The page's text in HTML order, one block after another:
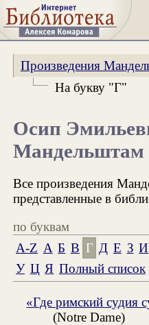
Произведения
На букву "Г"
Осип
Мандельштам
Все произведения
представленные в
по буквам
A-Z А Б В Г Д Е З И
У Ц Я Полный список
«Где римский судия
(Notre Dame)